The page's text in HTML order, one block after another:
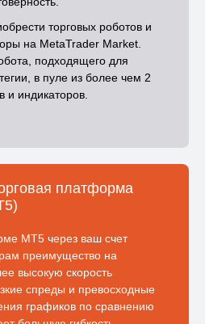
торговых роботов и
на MetaTrader Market.
подходящего для
в пуле из более чем 2
и индикаторов.
платформа
MT5 через ваш счет
преимущество на
высокую скорость
спреды и превосходные
графиков по сравнению